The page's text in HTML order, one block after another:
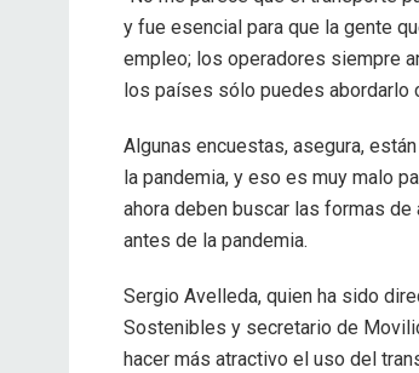
y fue esencial para que la gente
empleo; los operadores siempre
los países sólo puedes abordarlo
Algunas encuestas, asegura,
la pandemia, y eso es muy malo
ahora deben buscar las formas
antes de la pandemia.
Sergio Avelleda, quien ha sido
Sostenibles y secretario de
hacer más atractivo el uso del